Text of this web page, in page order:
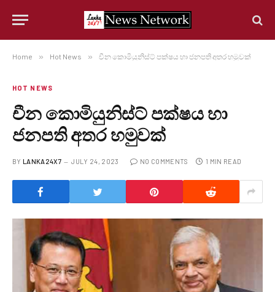
Home » Hot News » චීන කොමියුනිස්ට් පක්ෂය හා ජනපති අතර හමුවක්
HOT NEWS
චීන කොමියුනිස්ට් පක්ෂය හා
ජනපති අතර හමුවක්
BY LANKA24X7 JULY 24, 2023 NO COMMENTS 1 MIN READ